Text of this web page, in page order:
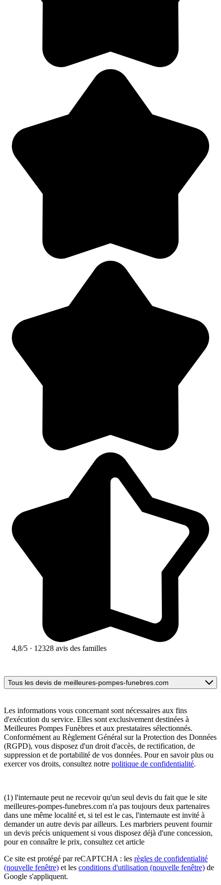
4,8/5 · 12328 avis des familles
Tous les devis de meilleures-pompes-funebres.com
Les informations vous concernant sont nécessaires aux fins
d'exécution du service. Elles sont exclusivement destinées à
Meilleures Pompes Funèbres et aux prestataires sélectionnés.
Conformément au Règlement Général sur la Protection des Données
(RGPD), vous disposez d'un droit d'accès, de rectification, de
suppression et de portabilité de vos données. Pour en savoir plus ou
exercer vos droits, consultez notre politique de confidentialité.
(1) l'internaute peut ne recevoir qu'un seul devis du fait que le site
meilleures-pompes-funebres.com n'a pas toujours deux partenaires
dans une même localité et, si tel est le cas, l'internaute est invité à
demander un autre devis par ailleurs. Les marbriers peuvent fournir
un devis précis uniquement si vous disposez déjà d'une concession,
pour en connaître le prix, consultez cet article
Ce site est protégé par reCAPTCHA : les règles de confidentialité
(nouvelle fenêtre) et les conditions d'utilisation (nouvelle fenêtre) de
Google s'appliquent.